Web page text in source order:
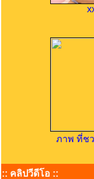
ภาพ ที่ช
:: คลิปวีดีโอ ::